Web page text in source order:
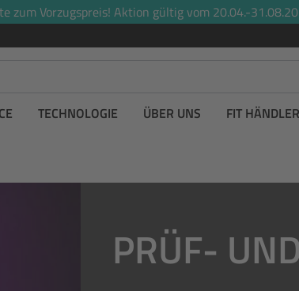
zum Vorzugspreis! Aktion gültig vom 20.04.-
TECHNOLOGIE ÜBER UNS FIT
PRÜF-